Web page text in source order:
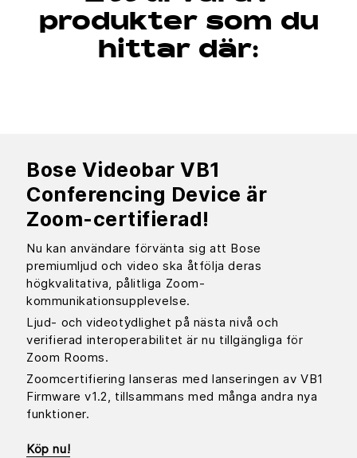
produkter som du
hittar där:
Bose Videobar VB1
Conferencing Device är
Zoom-certifierad!
Nu kan användare förvänta sig att Bose
premiumljud och video ska åtfölja deras
högkvalitativa, pålitliga Zoom-
kommunikationsupplevelse.
Ljud- och videotydlighet på nästa nivå och
verifierad interoperabilitet är nu tillgängliga för
Zoom Rooms.
Zoomcertifiering lanseras med lanseringen av VB1
Firmware v1.2, tillsammans med många andra nya
funktioner.
Köp nu!